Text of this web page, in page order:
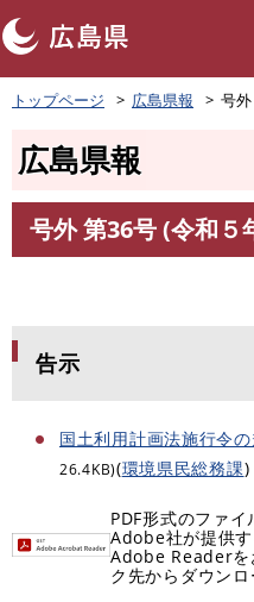
ペ
ー
頭
す
トップページ 広島県報 号
広島県報
文
号外 第36号 (令和５
告示
国土利用計画法施行令
26.4KB)(環境県民総務課)
PDF形式のファイ
Adobe社が提供
Adobe Readerを
ク先からダウンロ